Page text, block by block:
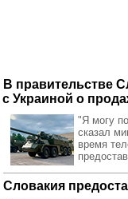
В правительстве
с Украиной о
"Я могу
сказал
время
Словакия